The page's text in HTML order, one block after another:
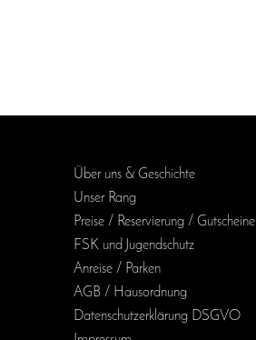
Über uns & Geschichte
Unser Rang
Preise / Reservierung / Gutscheine
FSK und Jugendschutz
Anreise / Parken
AGB / Haus­ordnung
Daten­schutz­erklärung DSGVO